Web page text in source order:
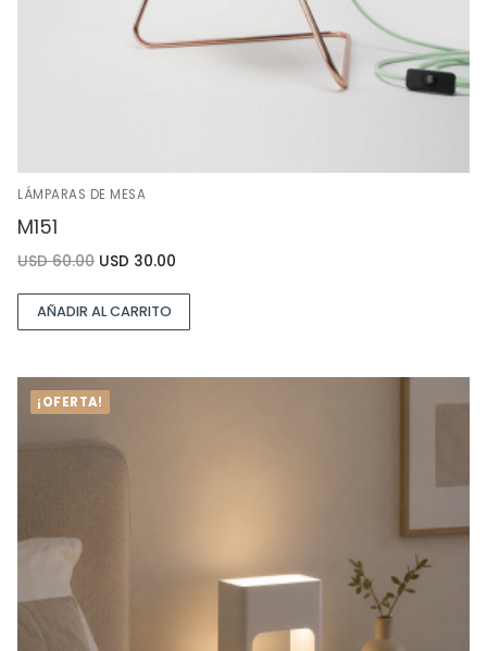
LÁMPARAS DE MESA
M151
USD60.00 USD 30.00
AÑADIR AL CARRITO
¡OFERTA!